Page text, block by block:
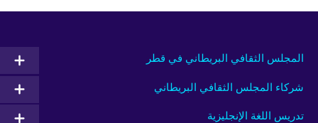
المجلس الثقافي البريطاني في قطر
شركاء المجلس الثقافي البريطاني
تدريس اللغة الإنجليزية